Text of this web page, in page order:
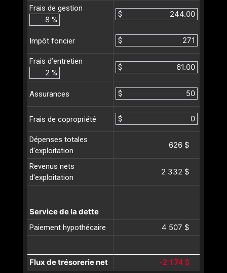
Frais de gestion
%
$
Impôt foncier $
Frais d’entretien
%
$
Assurances $
Frais de copropriété $
Dépenses totales
d'exploitation
626 $
Revenus nets
d'exploitation
2 332 $
Service de la dette
Paiement hypothécaire 4 507 $
Flux de trésorerie net -2 174 $